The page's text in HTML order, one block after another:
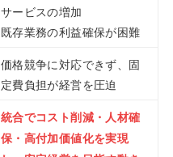
サービスの増加
既存業務の利益確保が困難
価格競争に対応できず、固
定費負担が経営を圧迫
統合でコスト削減・人材確
保・高付加価値化を実現